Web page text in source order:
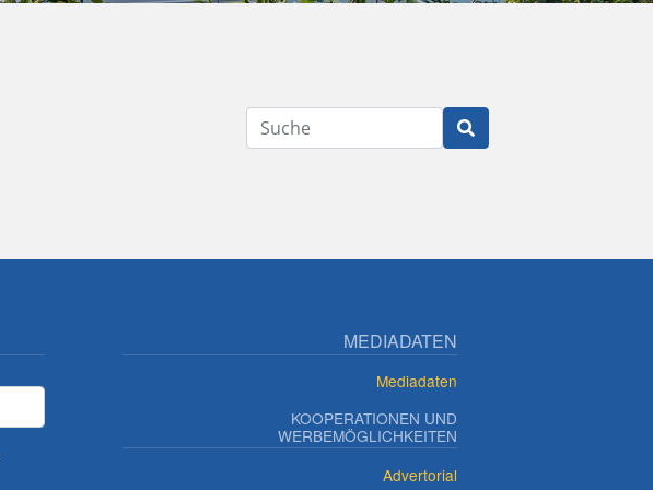
Suche
MEDIADATEN
Mediadaten
KOOPERATIONEN UND
WERBEMÖGLICHKEITEN
Advertorial